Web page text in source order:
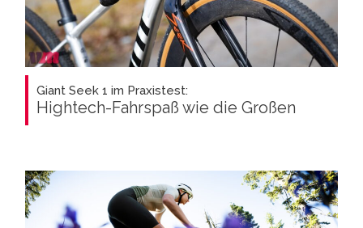
Giant Seek 1 im Praxistest:
Hightech-Fahrspaß wie die Großen